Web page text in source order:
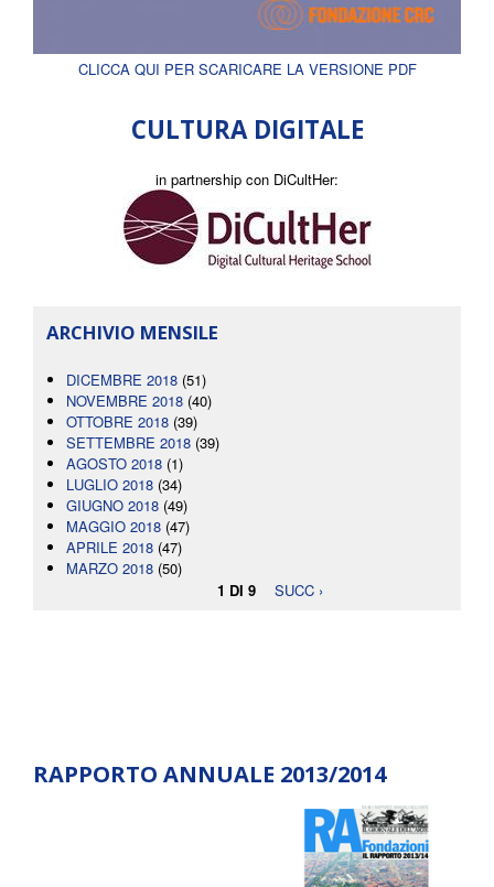
CLICCA QUI PER SCARICARE LA VERSIONE PDF
CULTURA DIGITALE
in partnership con DiCultHer:
ARCHIVIO MENSILE
DICEMBRE 2018 (51)
NOVEMBRE 2018 (40)
OTTOBRE 2018 (39)
SETTEMBRE 2018 (39)
AGOSTO 2018 (1)
LUGLIO 2018 (34)
GIUGNO 2018 (49)
MAGGIO 2018 (47)
APRILE 2018 (47)
MARZO 2018 (50)
1 DI 9
SUCC ›
RAPPORTO ANNUALE 2013/2014